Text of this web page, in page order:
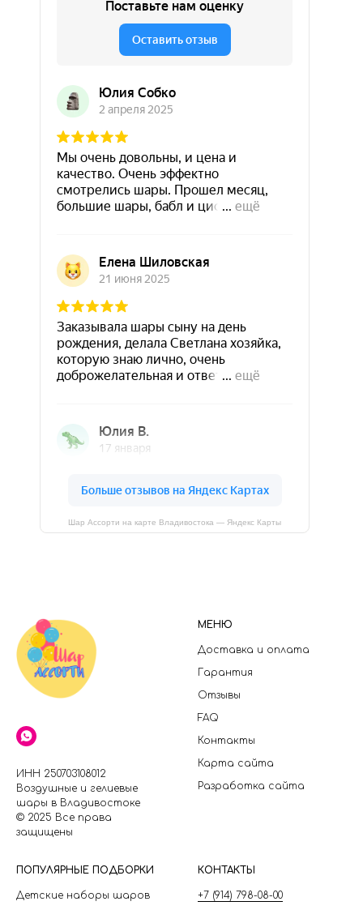
Шар Ассорти на карте Владивостока — Яндекс Карты
ИНН 250703108012
Воздушные и гелиевые
шары в Владивостоке
© 2025 Все права
защищены
МЕНЮ
Доставка и оплата
Гарантия
Отзывы
FAQ
Контакты
Карта сайта
Разработка сайта
ПОПУЛЯРНЫЕ ПОДБОРКИ
Детские наборы шаров
КОНТАКТЫ
+7 (914) 798-08-00